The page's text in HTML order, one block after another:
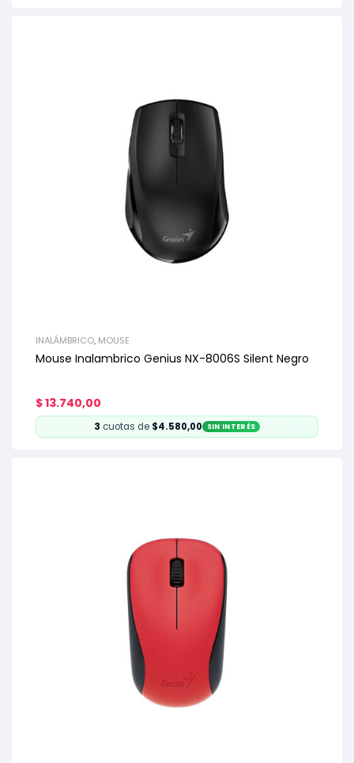
INALÁMBRICO, MOUSE
Mouse Inalambrico Genius NX-8006S Silent Negro
$13.740,00
3 cuotas de $4.580,00 SIN INTERÉS